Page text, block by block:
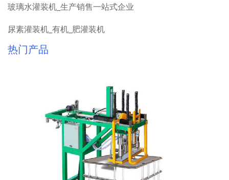
玻璃水灌装机_生产销售一站式企业
尿素灌装机_有机_肥灌装机
热门产品